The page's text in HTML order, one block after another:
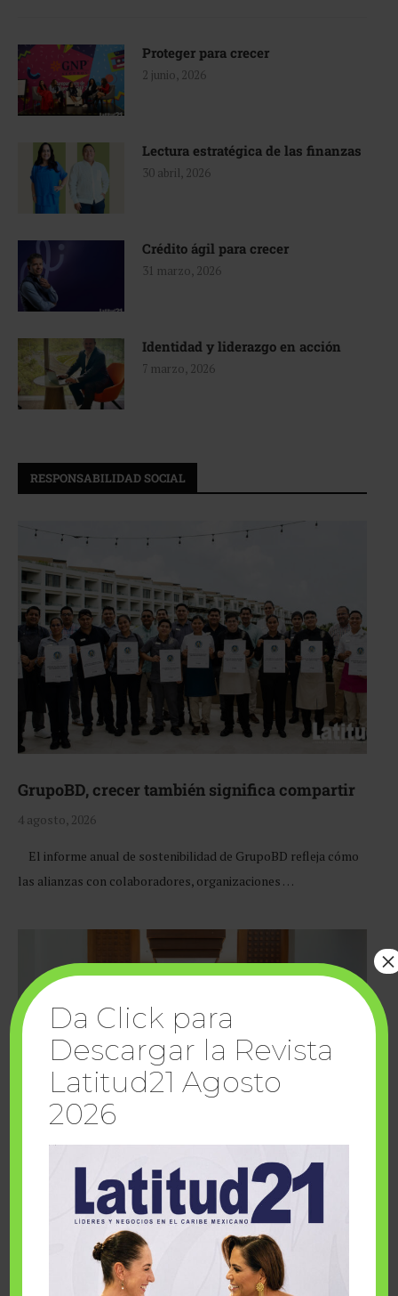
Proteger para crecer
2 junio, 2026
Lectura estratégica de las finanzas
30 abril, 2026
Crédito ágil para crecer
31 marzo, 2026
Identidad y liderazgo en acción
7 marzo, 2026
RESPONSABILIDAD SOCIAL
GrupoBD, crecer también significa compartir
4 agosto, 2026
El informe anual de sostenibilidad de GrupoBD refleja cómo
las alianzas con colaboradores, organizaciones …
Cuando la solidaridad inspira; cumplen
sueños Fairmont Mayakoba y Make-A-Wish
Da Click para
Descargar la Revista
Latitud21 Agosto
2026
×